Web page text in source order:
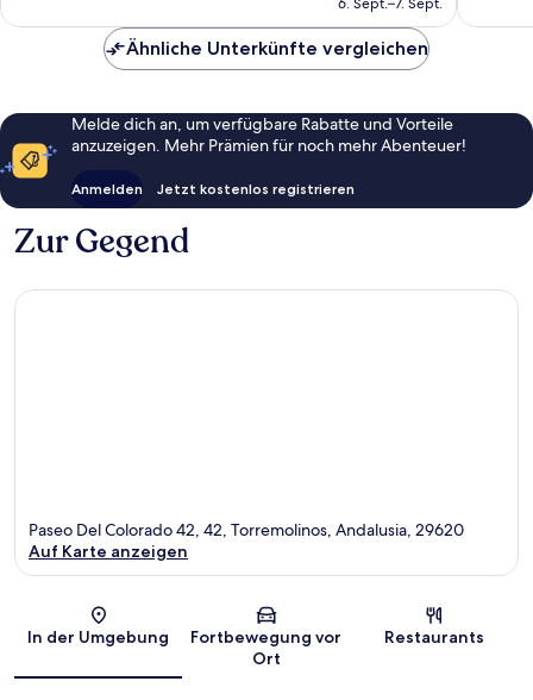
Bewertungen
Ähnliche Unterkünfte vergleichen
Melde dich an, um verfügbare Rabatte und Vorteile
anzuzeigen. Mehr Prämien für noch mehr Abenteuer!
Anmelden Jetzt kostenlos registrieren
Zur Gegend
Karte
Paseo Del Colorado 42, 42, Torremolinos, Andalusia, 29620
Auf Karte anzeigen
In der Umgebung
Fortbewegung vor
Ort
Restaurants